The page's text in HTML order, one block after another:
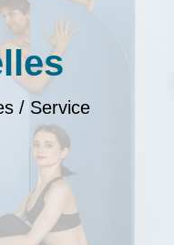
/ Service